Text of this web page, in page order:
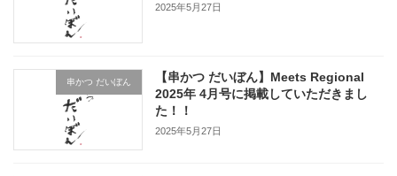
2025年5月27日
串かつ だいぼん
【串かつ だいぼん】Meets Regional
2025年 4月号に掲載していただきまし
た！！
2025年5月27日